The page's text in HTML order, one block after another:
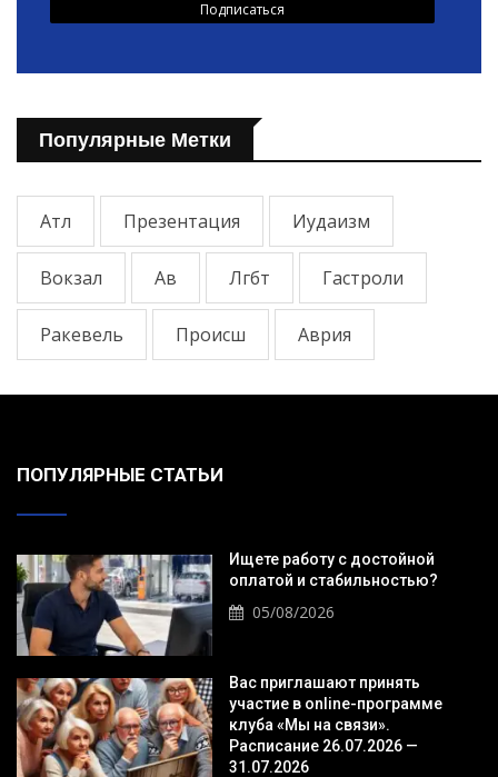
Популярные Метки
Атл Презентация Иудаизм
Вокзал Ав Лгбт Гастроли
Ракевель Происш Аврия
ПОПУЛЯРНЫЕ СТАТЬИ
Ищете работу с достойной
оплатой и стабильностью?
05/08/2026
Вас приглашают принять
участие в online-программе
клуба «Мы на связи».
Расписание 26.07.2026 —
31.07.2026